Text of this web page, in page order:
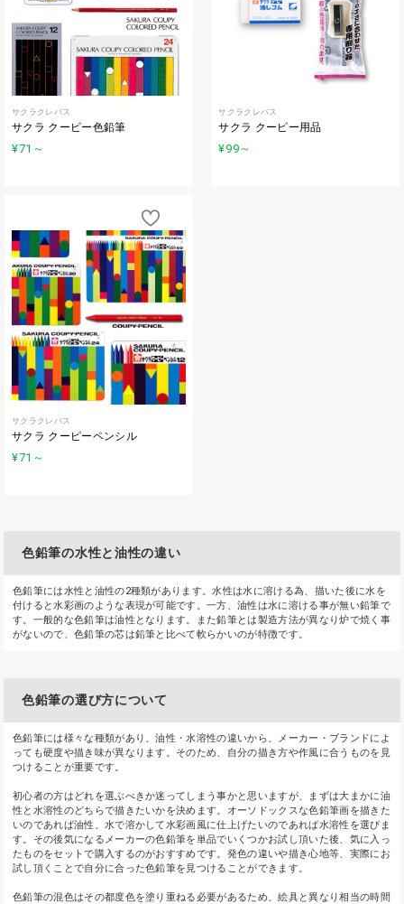
サクラクレパス
サクラ クーピー色鉛筆
¥71 ～
サクラクレパス
サクラ クーピー用品
¥99～
サクラクレパス
サクラ クーピーペンシル
¥71 ～
色鉛筆の水性と油性の違い
色鉛筆には水性と油性の2種類があります。水性は水に溶ける為、描いた後に水を
付けると水彩画のような表現が可能です。一方、油性は水に溶ける事が無い鉛筆で
す。一般的な色鉛筆は油性となります。また鉛筆とは製造方法が異なり炉で焼く事
がないので、色鉛筆の芯は鉛筆と比べて軟らかいのが特徴です。
色鉛筆の選び方について
色鉛筆には様々な種類があり、油性・水溶性の違いから、メーカー・ブランドによ
っても硬度や描き味が異なります。そのため、自分の描き方や作風に合うものを見
つけることが重要です。
初心者の方はどれを選ぶべきか迷ってしまう事かと思いますが、まずは大まかに油
性と水溶性のどちらで描きたいかを決めます。オーソドックスな色鉛筆画を描きた
いのであれば油性、水で溶かして水彩画風に仕上げたいのであれば水溶性を選びま
す。その後気になるメーカーの色鉛筆を単品でいくつかお試し頂いた後、気に入っ
たものをセットで購入するのがおすすめです。発色の違いや描き心地等、実際にお
試し頂くことで自分に合った色鉛筆を見つけることができます。
色鉛筆の混色はその都度色を塗り重ねる必要があるため、絵具と異なり相当の時間